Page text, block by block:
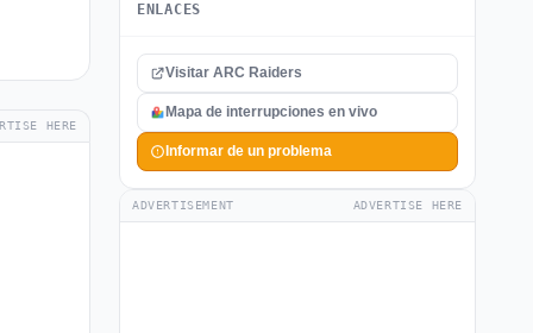
HERE
ENLACES
Visitar ARC Raiders
Mapa de interrupciones en vivo
Informar de un problema
ADVERTISEMENT ADVERTISE HERE